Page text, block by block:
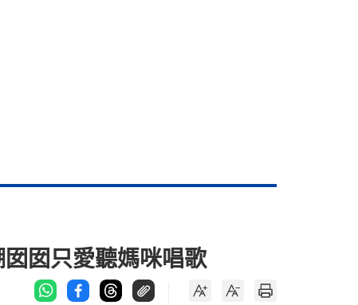
囡只愛聽媽咪唱歌